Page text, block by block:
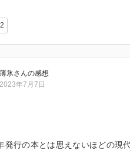
りと、今は「かわいい」じゃなく
思ったりした。
2
薄氷さんの感想
2023年7月7日
発行の本とは思えないほどの現